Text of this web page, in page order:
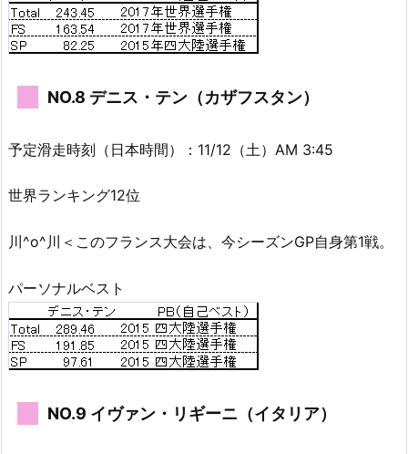
NO.8 デニス・テン（カザフスタン）
予定滑走時刻（日本時間）：11/12（土）AM 3:45
世界ランキング12位
川^o^川＜このフランス大会は、今シーズンGP自身第1戦。
パーソナルベスト
NO.9 イヴァン・リギーニ（イタリア）